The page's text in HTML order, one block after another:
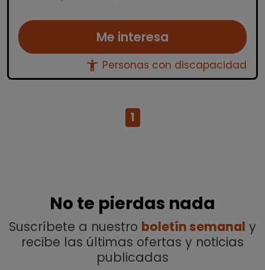
Me interesa
accessibility_new Personas con discapacidad
1
No te pierdas nada
Suscríbete a nuestro boletín semanal y
recibe las últimas ofertas y noticias
publicadas